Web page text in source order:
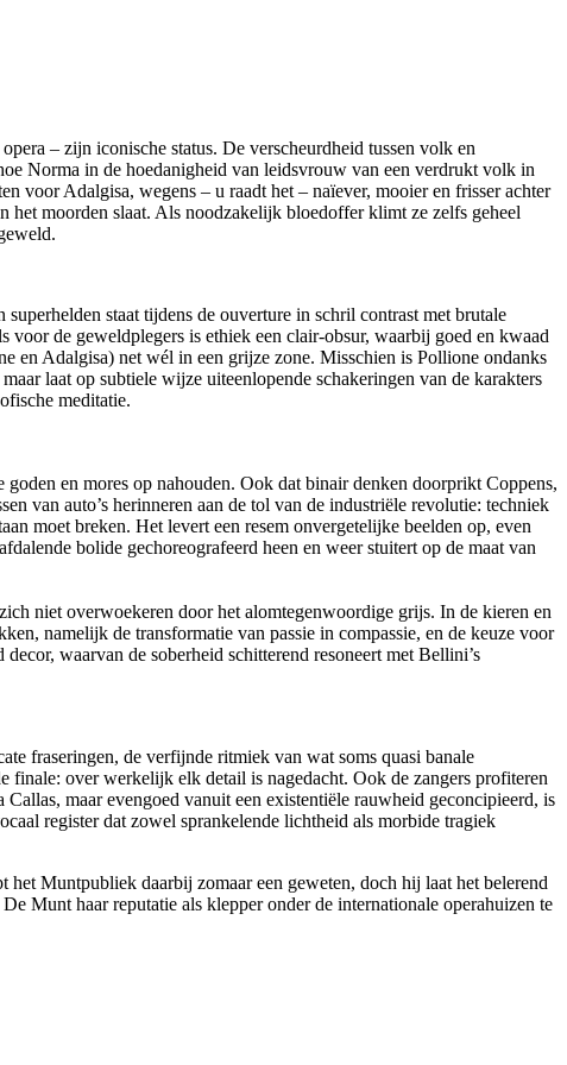
– zijn iconische status. De verscheurdheid tussen volk en
Norma in de hoedanigheid van leidsvrouw van een verdrukt volk in
voor Adalgisa, wegens – u raadt het – naïever, mooier en frisser achter
het moorden slaat. Als noodzakelijk bloedoffer klimt ze zelfs geheel
staat tijdens de ouverture in schril contrast met brutale
de geweldplegers is ethiek een clair-obsur, waarbij goed en kwaad
en Adalgisa) net wél in een grijze zone. Misschien is Pollione ondanks
laat op subtiele wijze uiteenlopende schakeringen van de karakters
meditatie.
en mores op nahouden. Ook dat binair denken doorprikt Coppens,
van auto’s herinneren aan de tol van de industriële revolutie: techniek
moet breken. Het levert een resem onvergetelijke beelden op, even
bolide gechoreografeerd heen en weer stuitert op de maat van
niet overwoekeren door het alomtegenwoordige grijs. In de kieren en
namelijk de transformatie van passie in compassie, en de keuze voor
waarvan de soberheid schitterend resoneert met Bellini’s
fraseringen, de verfijnde ritmiek van wat soms quasi banale
finale: over werkelijk elk detail is nagedacht. Ook de zangers profiteren
maar evengoed vanuit een existentiële rauwheid geconcipieerd, is
register dat zowel sprankelende lichtheid als morbide tragiek
Muntpubliek daarbij zomaar een geweten, doch hij laat het belerend
Munt haar reputatie als klepper onder de internationale operahuizen te